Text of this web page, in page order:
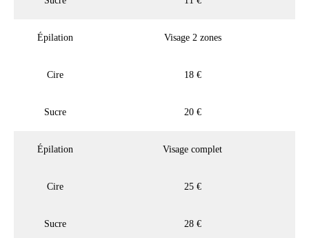
Épilation Visage 2 zones
Cire 18 €
Sucre 20 €
Épilation Visage complet
Cire 25 €
Sucre 28 €